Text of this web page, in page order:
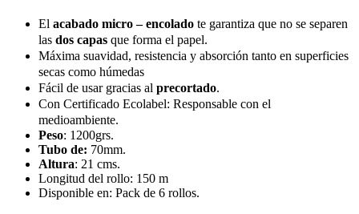
El acabado micro – encolado te garantiza que no se separen
las dos capas que forma el papel.
Máxima suavidad, resistencia y absorción tanto en superficies
secas como húmedas
Fácil de usar gracias al precortado.
Con Certificado Ecolabel: Responsable con el
medioambiente.
Peso: 1200grs.
Tubo de: 70mm.
Altura: 21 cms.
Longitud del rollo: 150 m
Disponible en: Pack de 6 rollos.